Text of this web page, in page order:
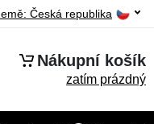
Česká republika
Nákupní košík
zatím prázdný